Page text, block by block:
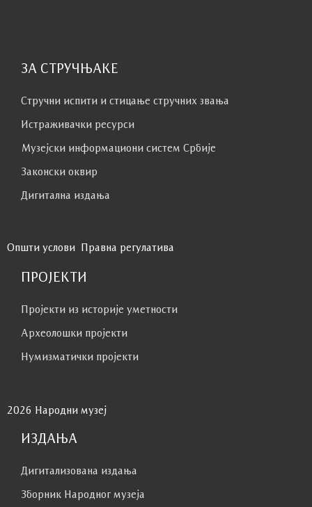
ЗА СТРУЧЊАКЕ
Стручни испити и стицање стручних звања
Истраживачки ресурси
Музејски информациони систем Србије
Законски оквир
Дигитална издања
Општи услови Правна регулатива
ПРОЈЕКТИ
Пројекти из историје уметности
Археолошки пројекти
Нумизматички пројекти
2026 Народни музеј
ИЗДАЊА
Дигитализована издања
Зборник Народног музеја